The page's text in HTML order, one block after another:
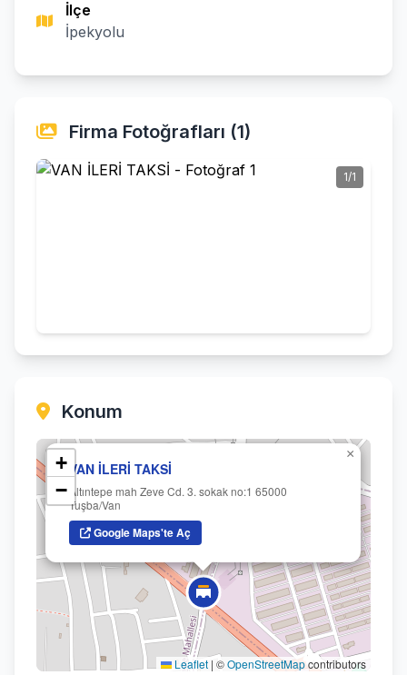
İlçe
İpekyolu
Firma Fotoğrafları (1)
1/1
Konum
VAN İLERİ TAKSİ
Altıntepe mah Zeve Cd. 3. sokak no:1 65000
Tuşba/Van
Google Maps'te Aç
×
+
−
Leaflet | ©OpenStreetMapcontributors